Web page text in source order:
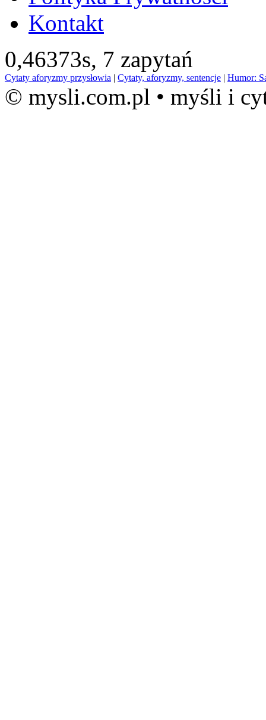
Kontakt
0,46373s, 7 zapytań
Cytaty aforyzmy przysłowia | Cytaty, aforyzmy, sentencje | Humor:
© mysli.com.pl • myśli i